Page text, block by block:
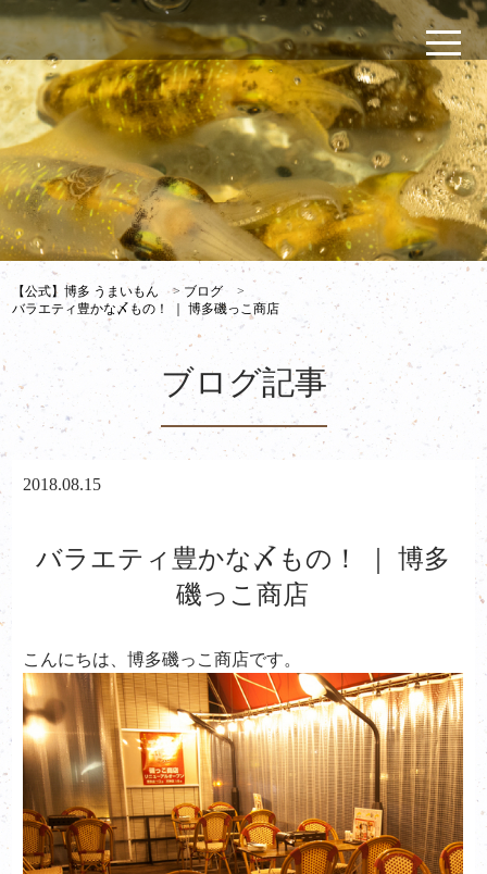
【公式】博多 うまいもん > ブログ
>
バラエティ豊かな〆もの！ ｜ 博多磯っこ商店
ブログ記事
2018.08.15
バラエティ豊かな〆もの！ ｜ 博多
磯っこ商店
こんにちは、博多磯っこ商店です。